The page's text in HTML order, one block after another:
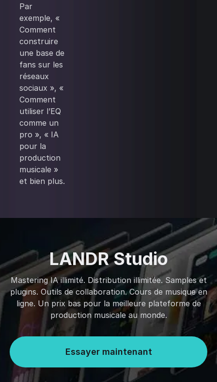
Par
exemple, «
Comment
construire
une base de
fans sur les
réseaux
sociaux », «
Comment
utiliser l’EQ
comme un
pro », « IA
pour la
production
musicale »
et bien plus.
LANDR Studio
Mastering IA illimité. Distribution illimitée. Samples et
plugins. Outils de collaboration. Cours de musique en
ligne. Un prix bas pour la meilleure plateforme de
production musicale au monde.
Essayer maintenant